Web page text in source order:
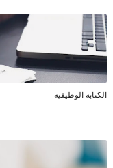
الكتابة الوظيفية